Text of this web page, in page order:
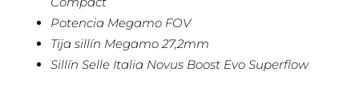
Potencia Megamo FOV
Tija sillín Megamo 27,2mm
Sillín Selle Italia Novus Boost Evo Superflow